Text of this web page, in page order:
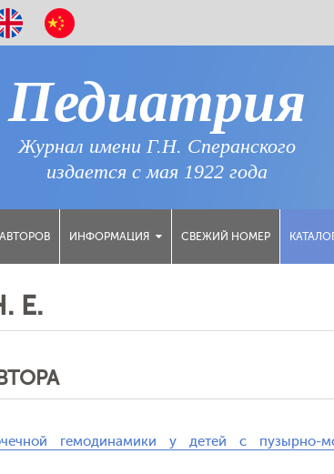
Педиатрия
Журнал имени Г.Н. Сперанского
издается с мая 1922 года
ИНФОРМАЦИЯ СВЕЖИЙ НОМЕР
Е.
гемодинамики у детей с